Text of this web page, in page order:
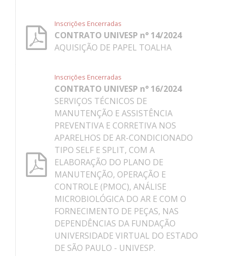
Inscrições Encerradas
CONTRATO UNIVESP n° 14/2024
AQUISIÇÃO DE PAPEL TOALHA
Inscrições Encerradas
CONTRATO UNIVESP n° 16/2024
SERVIÇOS TÉCNICOS DE
MANUTENÇÃO E ASSISTÊNCIA
PREVENTIVA E CORRETIVA NOS
APARELHOS DE AR-CONDICIONADO
TIPO SELF E SPLIT, COM A
ELABORAÇÃO DO PLANO DE
MANUTENÇÃO, OPERAÇÃO E
CONTROLE (PMOC), ANÁLISE
MICROBIOLÓGICA DO AR E COM O
FORNECIMENTO DE PEÇAS, NAS
DEPENDÊNCIAS DA FUNDAÇÃO
UNIVERSIDADE VIRTUAL DO ESTADO
DE SÃO PAULO - UNIVESP.